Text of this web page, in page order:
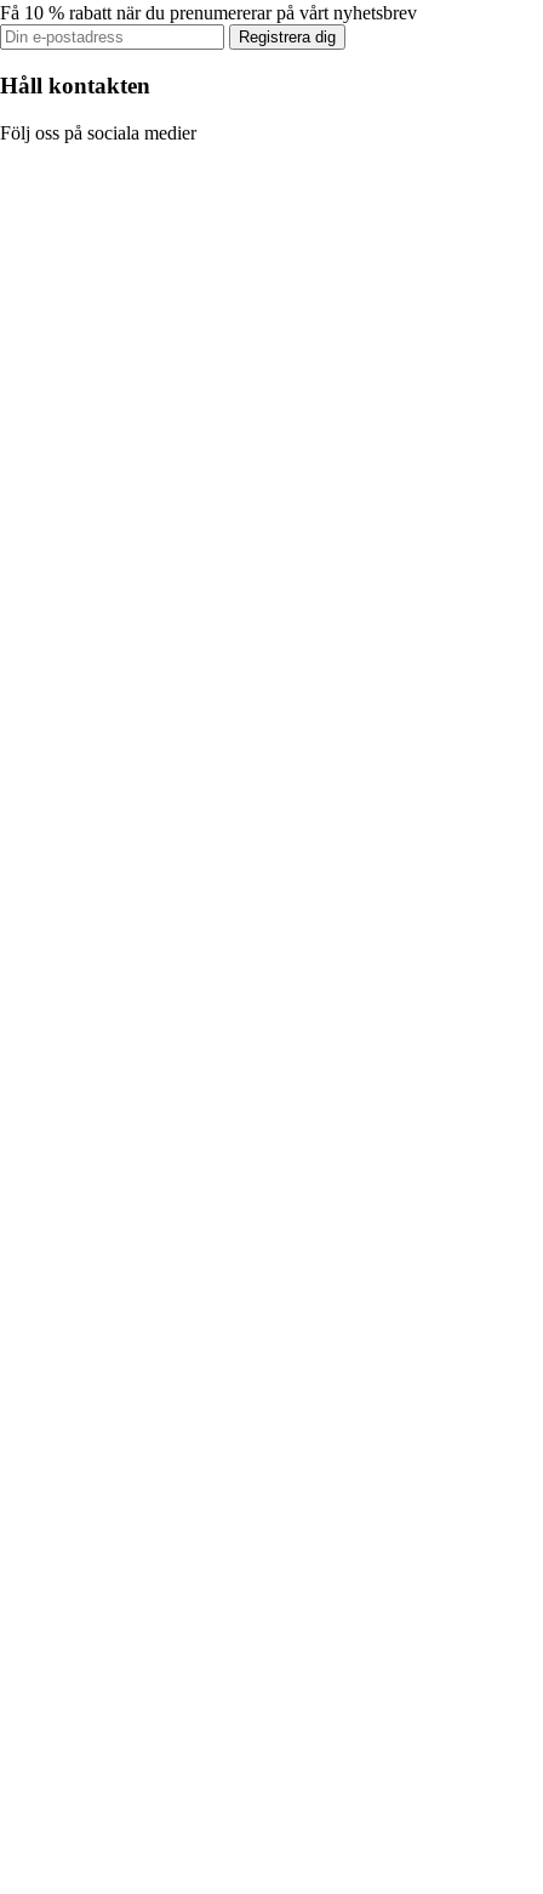
Få 10 % rabatt när du prenumererar på vårt nyhetsbrev
Registrera dig
Håll kontakten
Följ oss på sociala medier